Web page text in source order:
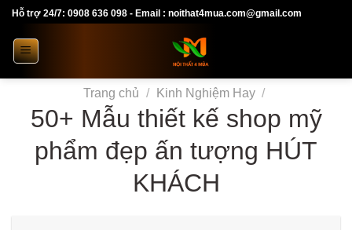
Skip
content
Hỗ trợ 24/7: 0908 636 098 - Email : noithat4mua.com@gmail.com
Trang chủ / Kinh Nghiệm Hay /
50+ Mẫu thiết kế shop mỹ
phẩm đẹp ấn tượng HÚT
KHÁCH